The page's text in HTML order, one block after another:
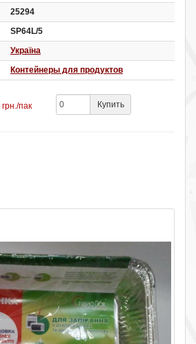
25294
SP64L/5
Україна
Контейнеры для продуктов
грн./пак Купить